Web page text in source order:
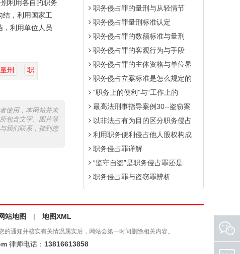
利用各自的职务
结，利用国家工
，利用单位人员
刑 职
使用，本网站并未
包含文字、图片等
我们联系，接到您
职务侵占罪的量刑与从轻情节
职务侵占罪量刑标准认定
职务侵占罪的数额标准与量刑
职务侵占罪的客观行为与手段
职务侵占罪的主体资格与单位界
职务侵占立案标准是怎么规定的
“职务上的便利”与“工作上的
最高法刑事指导案例30--盗窃案
以非法占有为目的区分职务侵占
利用职务便利侵占他人股权构成
职务侵占罪详解
“监守自盗”是职务侵占罪还是
职务侵占罪与盗窃罪辨析
站地图 | 地图XML
通知并核实有关情况属实后，网站会第一时间删除相关内容。
律师电话： 13816613858